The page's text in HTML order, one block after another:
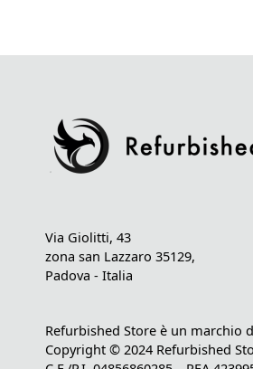
Via Giolitti, 43
zona san Lazzaro 35129,
Padova - Italia
Refurbished Store è un marchio
Copyright © 2024 Refurbished